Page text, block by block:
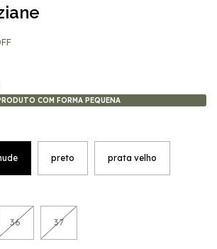
COM FORMA PEQUENA
preto prata velho
36 37